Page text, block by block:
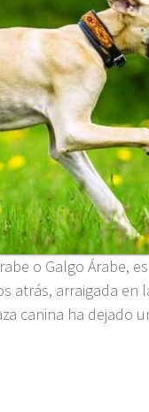
o Galgo Árabe,
atrás, arraigada en
canina ha dejado